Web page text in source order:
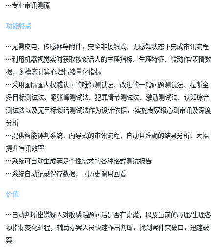
···专业审讯测谎
功能特点
···无需皮电、传感器等附件，完全非接触式、无感知状态下完成审讯流程
···利用机器视觉实时获取被谈话人的生理指标、生理特征、微动作/表情数
据，多模态计算心理情绪量化指标
···采用国际国内权威认可的唯你测试法、改进的一般问题测试法、拉斯金
多目标测试法、紧张峰测试法、犯罪情节测试法、激励测试法、认知综合
测试法以及无目标谈话测试法作为设计依据， ·实施专家级心测审讯及深度
分析
···提供智能评判系统，向导式的审讯流程，自动且准确的结果分析，大幅
提升审讯效率
···系统可自动生成满足个性需求的各种格式测试报告
···系统自动记录保存数据，可历史调用回看
价值
···自动判断出嫌疑人对敏感话题问话是否在说谎，以及当前的心理/生理各
项指标变化过程，辅助办案人员快速作出判断，找到案件突破口，迅速破
案